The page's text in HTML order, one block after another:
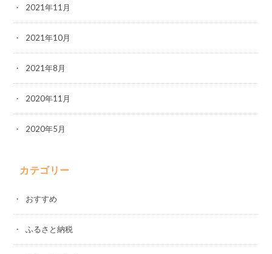
2021年11月
2021年10月
2021年8月
2020年11月
2020年5月
カテゴリー
おすすめ
ふるさと納税